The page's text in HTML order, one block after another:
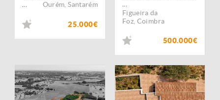
Ourém ,Santarém
25.000€
Figueira da
Foz Coimbra
500.000€